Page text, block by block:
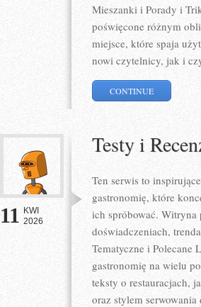
Mieszanki i Porady i
poświęcone różnym
miejsce, które spaja
nowi czytelnicy, jak i
CONTINUE
11 KWI
2026
Testy i
Ten serwis to
gastronomię, które
ich spróbować. Witryna
doświadczeniach,
Tematyczne i Polecane
gastronomię na wielu
teksty o restauracjach,
oraz stylem